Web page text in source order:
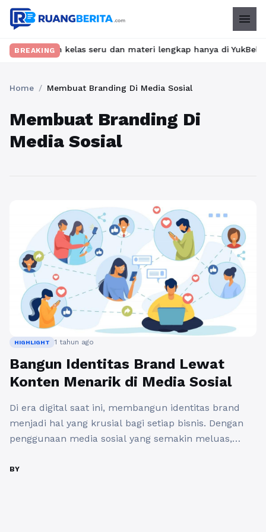
menu
BREAKINGkelas seru dan materi lengkap hanya di
Home / Membuat Branding Di Media Sosial
Membuat Branding Di
Media Sosial
HIGHLIGHT 1 tahun ago
Bangun Identitas Brand Lewat
Konten Menarik di Media Sosial
Di era digital saat ini, membangun identitas brand
menjadi hal yang krusial bagi setiap bisnis. Dengan
penggunaan media sosial yang semakin meluas,
menarik dapat menjadi strategi yang efektif. Dalam
BY